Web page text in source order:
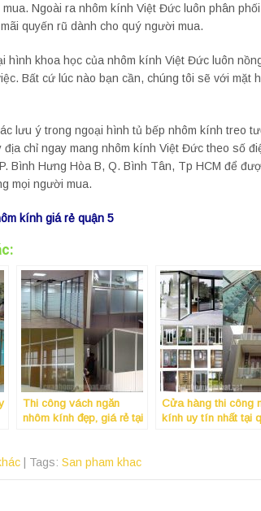
Ngoài ra nhôm kính Việt Đức luôn phân
quyến rũ dành cho quý người mua.
hình khoa học của nhôm kính Việt Đức luôn
Bất cứ lúc nào bạn cần, chúng tôi sẽ với mặt
lưu ý trong ngoại hình tủ bếp nhôm kính treo
địa chỉ ngay mang nhôm kính Việt Đức theo số
Bình Hưng Hòa B, Q. Bình Tân, Tp HCM để
mọi người mua.
kính giá rẻ quận 5
Thi công vách ngăn
nhôm kính đẹp, giá rẻ tại
Cửa hàng thi công
kính uy tín nhất tại
| Tags: San pham khac